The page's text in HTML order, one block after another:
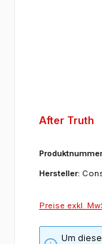
After Truth
Hersteller:
Preise exkl.
Um